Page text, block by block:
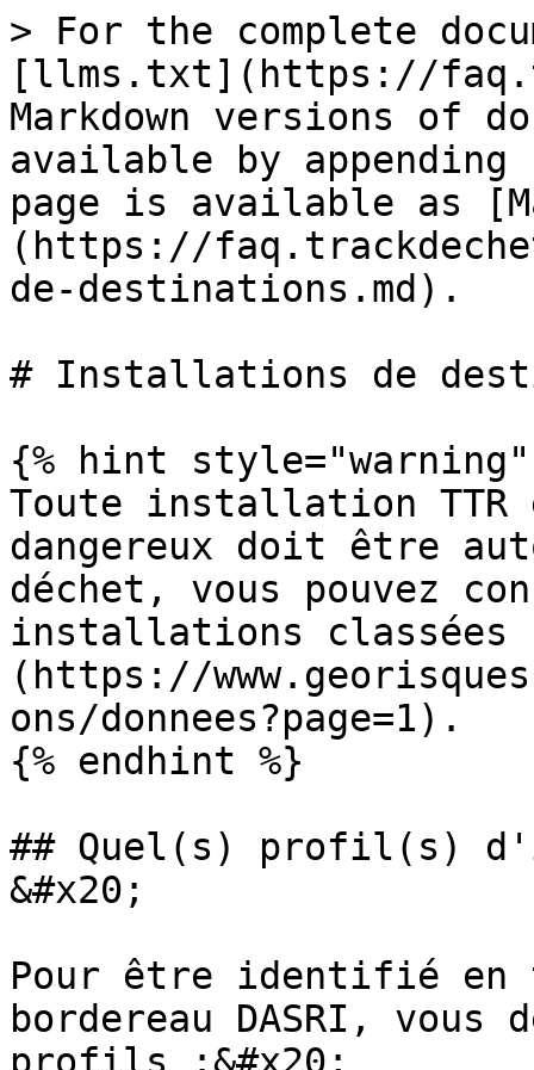
> For the complete
[llms.txt](https://
Markdown versions of
available by
page is available as
(https://
de-destinations.md).
# Installations de
{% hint style="warning"
Toute installation TTR
dangereux doit être
déchet, vous pouvez
installations
(https://
ons/donnees?page=1).
{% endhint %}
## Quel(s) profil(s)
&#x20;
Pour être identifié en
bordereau DASRI,